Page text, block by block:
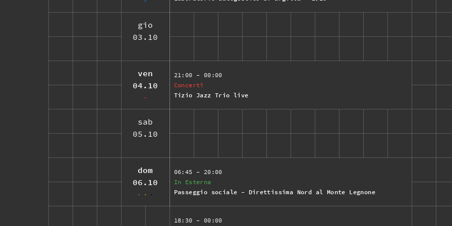
gio
03.10
ven
04.10
21:00 - 00:00
Concerti
Tizio Jazz Trio live
sab
05.10
dom
06.10
06:45 - 20:00
In Esterna
Passeggio sociale - Direttissima Nord al Monte Legnone
18:30 - 00:00